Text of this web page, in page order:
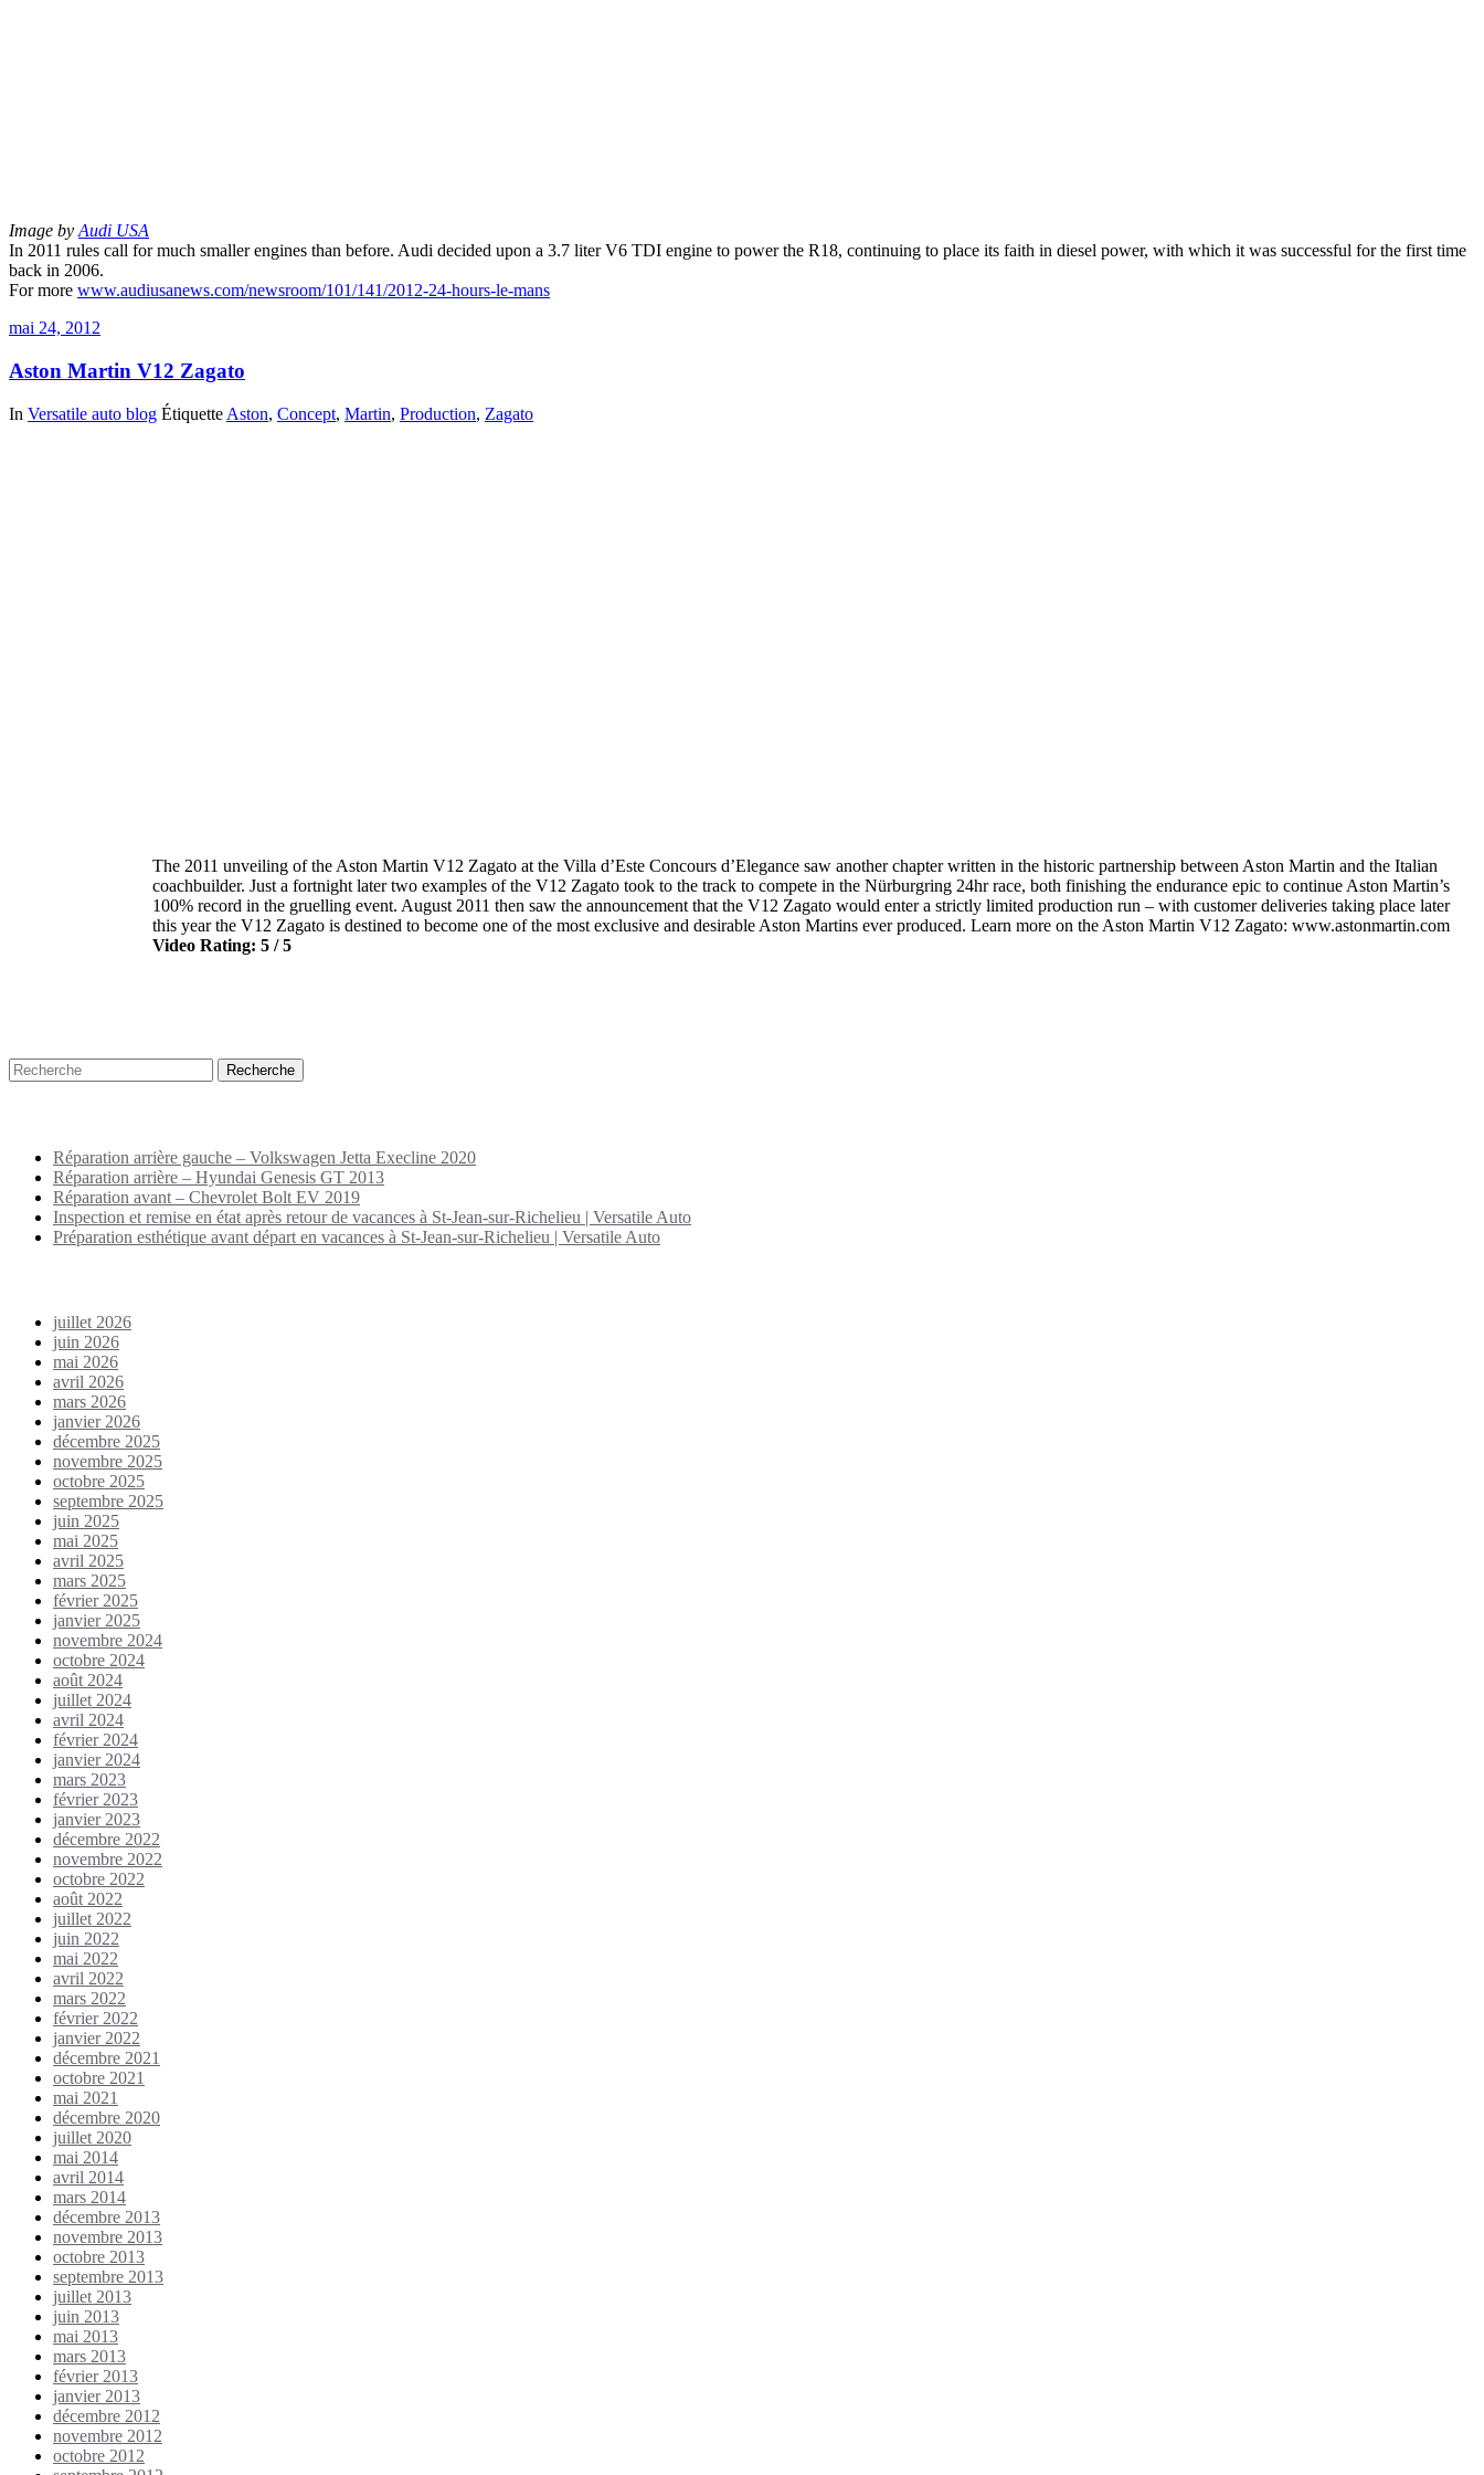
Image by Audi USA
In 2011 rules call for much smaller engines than before. Audi decided upon a 3.7 liter V6 TDI engine to power the R18, continuing to place its faith in diesel power, with which it was successful for the first time
back in 2006.
For more www.audiusanews.com/newsroom/101/141/2012-24-hours-le-mans
mai 24, 2012
Aston Martin V12 Zagato
In Versatile auto blog Étiquette Aston, Concept, Martin, Production, Zagato
The 2011 unveiling of the Aston Martin V12 Zagato at the Villa d’Este Concours d’Elegance saw another chapter written in the historic partnership between Aston Martin and the Italian
coachbuilder. Just a fortnight later two examples of the V12 Zagato took to the track to compete in the Nürburgring 24hr race, both finishing the endurance epic to continue Aston Martin’s
100% record in the gruelling event. August 2011 then saw the announcement that the V12 Zagato would enter a strictly limited production run – with customer deliveries taking place later
this year the V12 Zagato is destined to become one of the most exclusive and desirable Aston Martins ever produced. Learn more on the Aston Martin V12 Zagato: www.astonmartin.com
Video Rating: 5 / 5
Réparation arrière gauche – Volkswagen Jetta Execline 2020
Réparation arrière – Hyundai Genesis GT 2013
Réparation avant – Chevrolet Bolt EV 2019
Inspection et remise en état après retour de vacances à St-Jean-sur-Richelieu | Versatile Auto
Préparation esthétique avant départ en vacances à St-Jean-sur-Richelieu | Versatile Auto
juillet 2026
juin 2026
mai 2026
avril 2026
mars 2026
janvier 2026
décembre 2025
novembre 2025
octobre 2025
septembre 2025
juin 2025
mai 2025
avril 2025
mars 2025
février 2025
janvier 2025
novembre 2024
octobre 2024
août 2024
juillet 2024
avril 2024
février 2024
janvier 2024
mars 2023
février 2023
janvier 2023
décembre 2022
novembre 2022
octobre 2022
août 2022
juillet 2022
juin 2022
mai 2022
avril 2022
mars 2022
février 2022
janvier 2022
décembre 2021
octobre 2021
mai 2021
décembre 2020
juillet 2020
mai 2014
avril 2014
mars 2014
décembre 2013
novembre 2013
octobre 2013
septembre 2013
juillet 2013
juin 2013
mai 2013
mars 2013
février 2013
janvier 2013
décembre 2012
novembre 2012
octobre 2012